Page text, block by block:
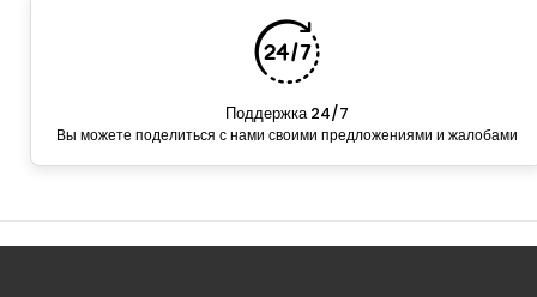
Поддержка 24/7
Вы можете поделиться с нами своими предложениями и жалобами